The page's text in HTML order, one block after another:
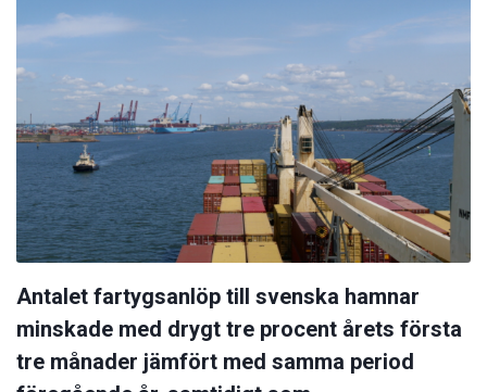
Antalet fartygsanlöp till svenska hamnar
minskade med drygt tre procent årets första
tre månader jämfört med samma period